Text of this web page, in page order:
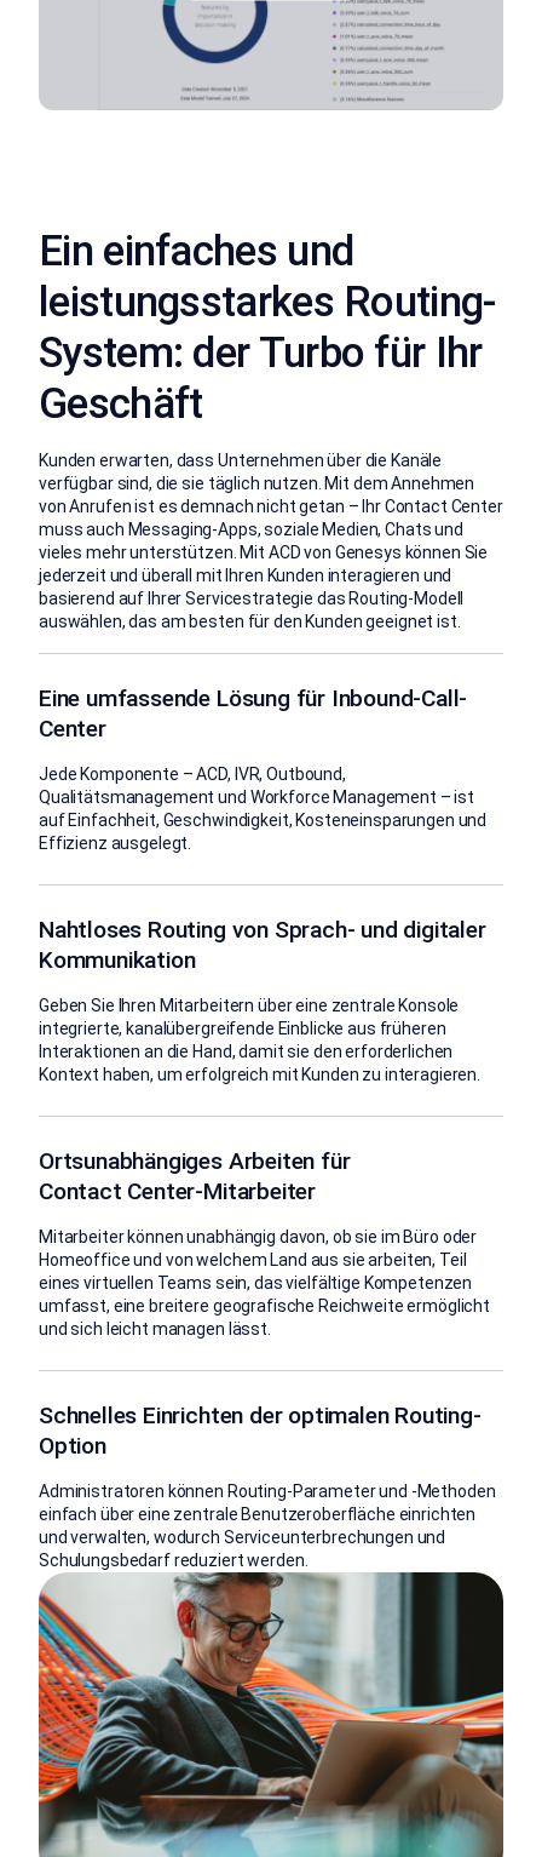
Ein einfaches und
leistungsstarkes Routing-
System: der Turbo für Ihr
Geschäft
Kunden erwarten, dass Unternehmen über die Kanäle
verfügbar sind, die sie täglich nutzen. Mit dem Annehmen
von Anrufen ist es demnach nicht getan – Ihr Contact Center
muss auch Messaging-Apps, soziale Medien, Chats und
vieles mehr unterstützen. Mit ACD von Genesys können Sie
jederzeit und überall mit Ihren Kunden interagieren und
basierend auf Ihrer Servicestrategie das Routing-Modell
auswählen, das am besten für den Kunden geeignet ist.
Eine umfassende Lösung für Inbound-Call-
Center
Jede Komponente – ACD, IVR, Outbound,
Qualitätsmanagement und Workforce Management – ist
auf Einfachheit, Geschwindigkeit, Kosteneinsparungen und
Effizienz ausgelegt.
Nahtloses Routing von Sprach- und digitaler
Kommunikation
Geben Sie Ihren Mitarbeitern über eine zentrale Konsole
integrierte, kanalübergreifende Einblicke aus früheren
Interaktionen an die Hand, damit sie den erforderlichen
Kontext haben, um erfolgreich mit Kunden zu interagieren.
Ortsunabhängiges Arbeiten für
Contact Center-Mitarbeiter
Mitarbeiter können unabhängig davon, ob sie im Büro oder
Homeoffice und von welchem Land aus sie arbeiten, Teil
eines virtuellen Teams sein, das vielfältige Kompetenzen
umfasst, eine breitere geografische Reichweite ermöglicht
und sich leicht managen lässt.
Schnelles Einrichten der optimalen Routing-
Option
Administratoren können Routing-Parameter und -Methoden
einfach über eine zentrale Benutzeroberfläche einrichten
und verwalten, wodurch Serviceunterbrechungen und
Schulungsbedarf reduziert werden.